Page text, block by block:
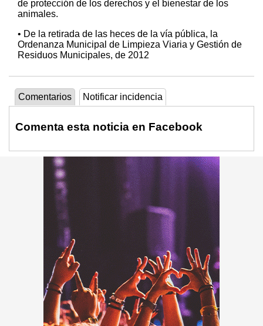
de protección de los derechos y el bienestar de los
animales.
• De la retirada de las heces de la vía pública, la
Ordenanza Municipal de Limpieza Viaria y Gestión de
Residuos Municipales, de 2012
Comentarios Notificar incidencia
Comenta esta noticia en Facebook